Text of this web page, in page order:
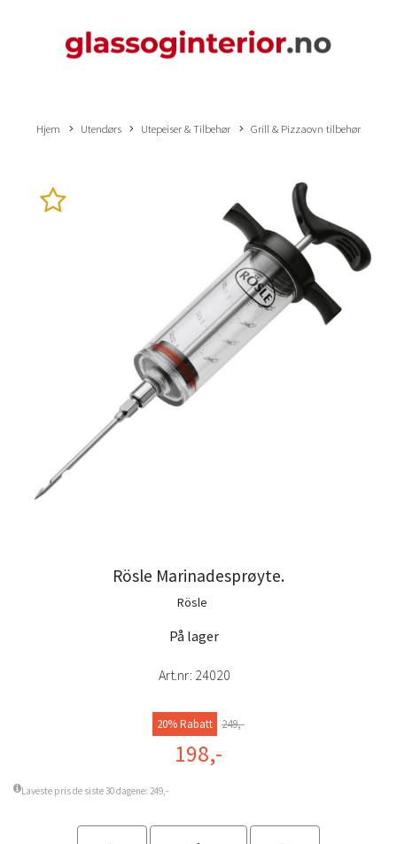
Hjem Utendørs Utepeiser & Tilbehør Grill & Pizzaovn tilbehør
Rösle Marinadesprøyte.
Rösle
På lager
Art.nr: 24020
20% Rabatt 249,-
198,-
Laveste pris de siste 30 dagene: 249,-